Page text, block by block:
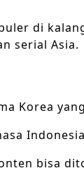
di
serial Asia.
Korea
bisa